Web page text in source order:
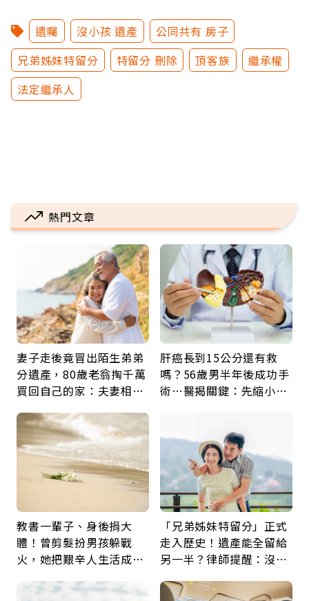
遺囑 沒小孩 遺產
公同共有 房子
兄弟姊妹特留分
特留分 刪除 頂客族
繼承權
法定繼承人
熱門文章
妻子走後竟冒出陌生弟弟
分遺產，80歲老翁掏千萬
買回自己的家：夫妻相守
肝癌長到15公分還有救
嗎？56歲男半年後成功手
術…醫揭關鍵：先縮小腫
教書一輩子、身後捐大
體！曾剪髮扮男孩躲戰
火，她把艱辛人生活成風
福
「兄弟姊妹特留分」正式
走入歷史！遺產能全留給
另一半？律師提醒：沒做